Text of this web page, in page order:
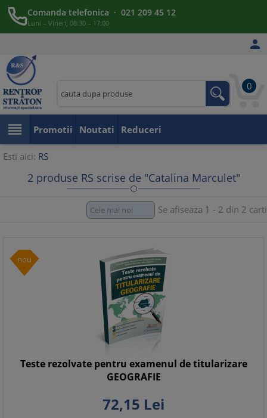
Comanda telefonica · 021 209 45 12
Luni – Vineri, 08:30 – 17:00

0
 Promotii Noutati Reduceri
Esti aici: RS
2 produse RS scrise de "Catalina Marculet"
Se afiseaza 1 - 2 din 2 carti
nou
Teste rezolvate pentru examenul de titularizare
GEOGRAFIE
72,15 Lei